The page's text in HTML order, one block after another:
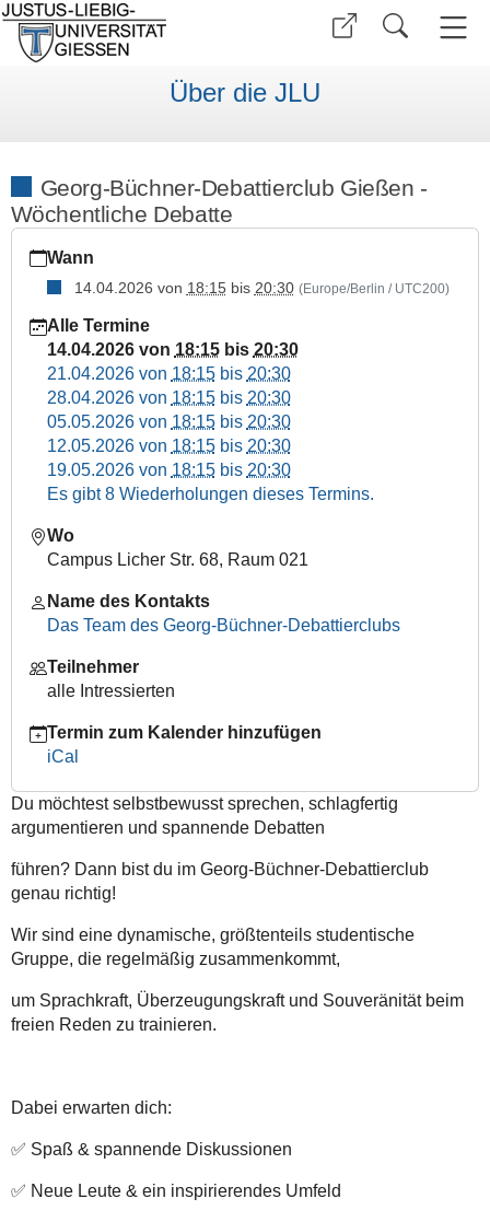
Über die JLU
Georg-Büchner-Debattierclub Gießen -
Wöchentliche Debatte
giessen.de/de/ueber-
uns/veranstaltungen/sonstige/debattieren
Georg-
Büchner-
Debattierclub
Gießen
Wöchentliche
Debatte
2026-
14T18:15:00+02:00
2026-
14T20:30:00+02:00
Wann
14.04.2026 von 18:15bis 20:30 (Europe/Berlin / UTC200)
Alle Termine
14.04.2026von 18:15bis 20:30
21.04.2026von 18:15bis 20:30
28.04.2026von 18:15bis 20:30
05.05.2026von 18:15bis 20:30
12.05.2026von 18:15bis 20:30
19.05.2026von 18:15bis 20:30
Es gibt 8 Wiederholungen dieses Termins.
Wo
Campus Licher Str. 68, Raum 021
Name des Kontakts
Das Team des Georg-Büchner-Debattierclubs
Teilnehmer
alle Intressierten
Termin zum Kalender hinzufügen
iCal
Du möchtest selbstbewusst sprechen, schlagfertig
argumentieren und spannende Debatten
führen? Dann bist du im Georg-Büchner-Debattierclub
genau richtig!
Wir sind eine dynamische, größtenteils studentische
Gruppe, die regelmäßig zusammenkommt,
um Sprachkraft, Überzeugungskraft und Souveränität beim
freien Reden zu trainieren.
Dabei erwarten dich:
✅ Spaß & spannende Diskussionen
✅ Neue Leute & ein inspirierendes Umfeld